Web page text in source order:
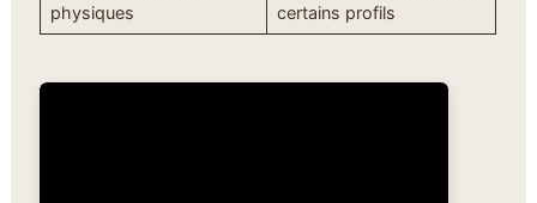
physiques
certains profils